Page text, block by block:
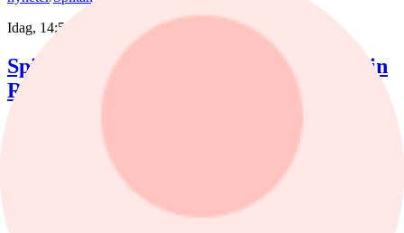
Idag, 14:51
Spiltan Småbolagsfond lyfte i juli – tar in
RaySearch
ett tydligt lyft i juli. Mips bidrog mest till uppgången, medan
RaySearch Laboratories är ett nytt innehav i fonden.